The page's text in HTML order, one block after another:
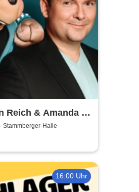
Reich & Amanda -
Stammberger-Halle
16:00 Uhr